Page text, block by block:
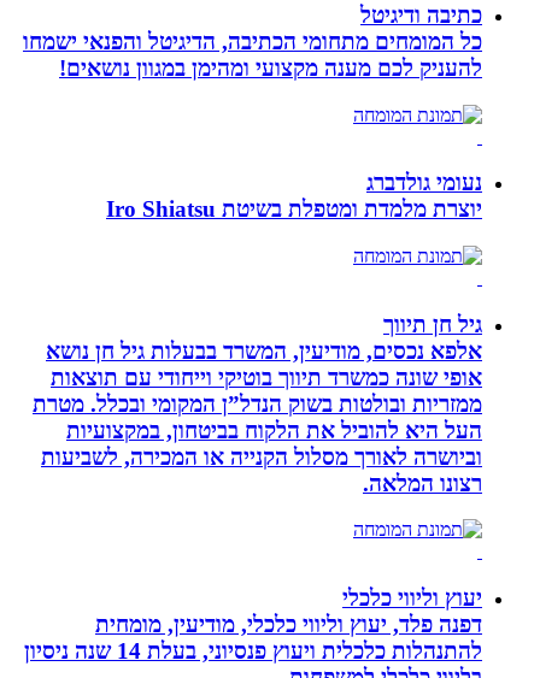
כתיבה ודיגיטל
כל המומחים מתחומי הכתיבה, הדיגיטל והפנאי ישמחו
להעניק לכם מענה מקצועי ומהימן במגוון נושאים!
נעומי גולדברג
יוצרת מלמדת ומטפלת בשיטת Iro Shiatsu
גיל חן תיווך
אלפא נכסים, מודיעין, המשרד בבעלות גיל חן נושא
אופי שונה כמשרד תיווך בוטיקי וייחודי עם תוצאות
ממזריות ובולטות בשוק הנדל”ן המקומי ובכלל. מטרת
העל היא להוביל את הלקוח בביטחון, במקצועיות
וביושרה לאורך מסלול הקנייה או המכירה, לשביעות
רצונו המלאה.
יעוץ וליווי כלכלי
דפנה פלד, יעוץ וליווי כלכלי, מודיעין, מומחית
להתנהלות כלכלית ויעוץ פנסיוני, בעלת 14 שנה ניסיון